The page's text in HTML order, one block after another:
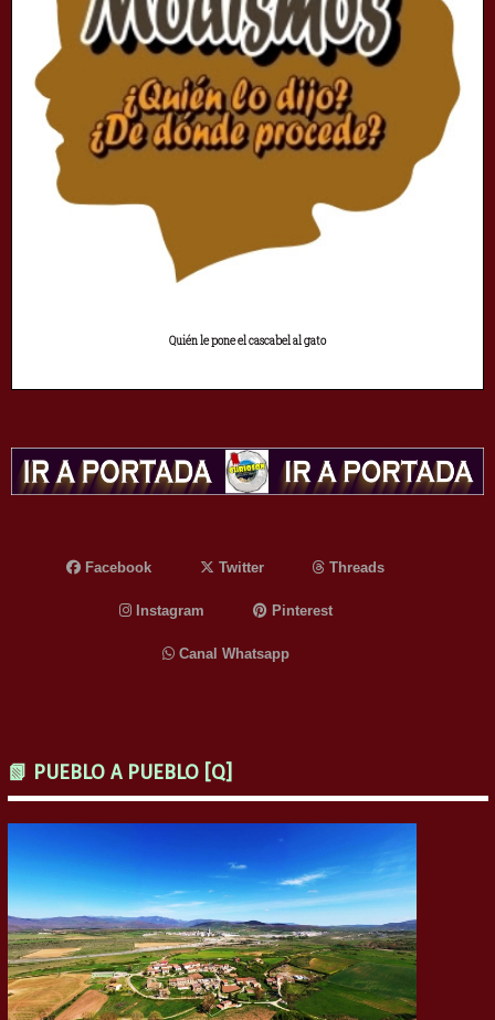
Quién le pone el cascabel al gato
Facebook Twitter Threads
Instagram Pinterest
Canal Whatsapp
📗 PUEBLO A PUEBLO [Q]